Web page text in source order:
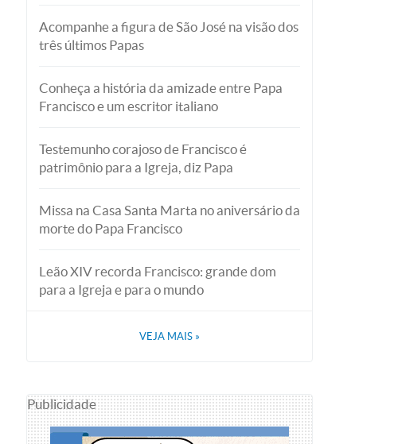
Acompanhe a figura de São José na visão dos
três últimos Papas
Conheça a história da amizade entre Papa
Francisco e um escritor italiano
Testemunho corajoso de Francisco é
patrimônio para a Igreja, diz Papa
Missa na Casa Santa Marta no aniversário da
morte do Papa Francisco
Leão XIV recorda Francisco: grande dom
para a Igreja e para o mundo
VEJA MAIS »
Publicidade